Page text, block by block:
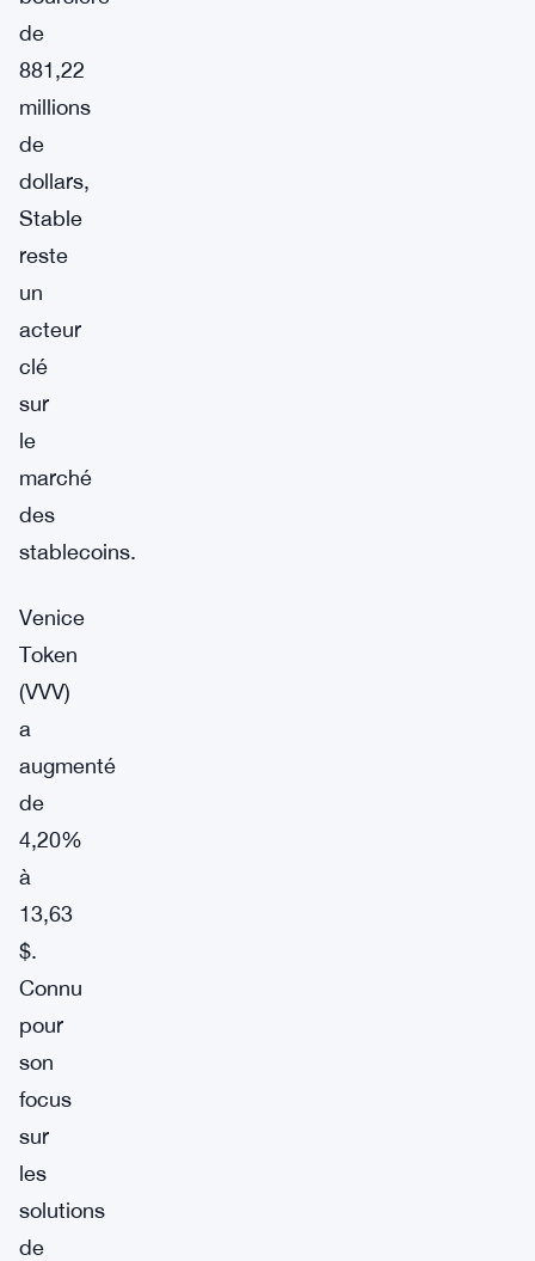
de
881,22
millions
de
dollars,
Stable
reste
un
acteur
clé
sur
le
marché
des
stablecoins.
Venice
Token
(VVV)
a
augmenté
de
4,20%
à
13,63
$.
Connu
pour
son
focus
sur
les
solutions
de